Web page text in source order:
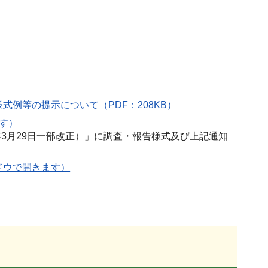
例等の提示について（PDF：208KB）
）
29日一部改正）」に調査・報告様式及び上記通知
で開きます）